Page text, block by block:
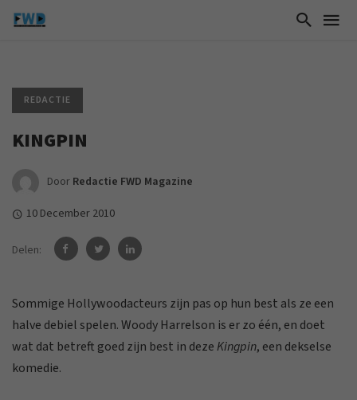
REDACTIE
KINGPIN
Door Redactie FWD Magazine
10 December 2010
Delen:
Sommige Hollywoodacteurs zijn pas op hun best als ze een
halve debiel spelen. Woody Harrelson is er zo één, en doet
wat dat betreft goed zijn best in dezeKingpin, een dekselse
komedie.